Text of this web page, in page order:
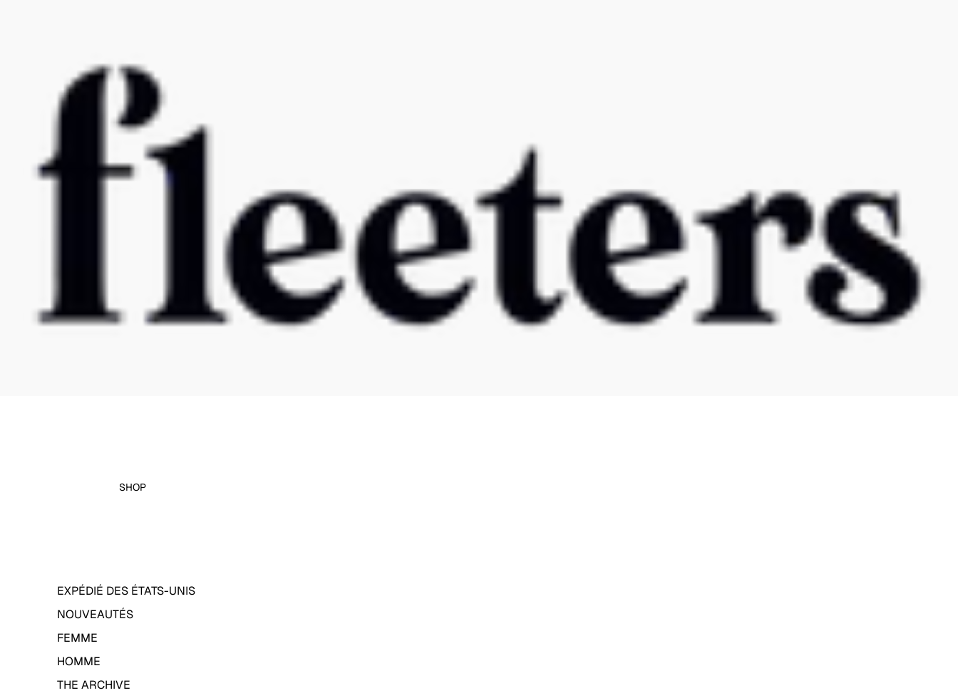
SHOP
EXPÉDIÉ DES ÉTATS-UNIS
NOUVEAUTÉS
FEMME
HOMME
THE ARCHIVE